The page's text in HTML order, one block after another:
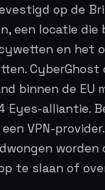
op de
een locatie die
en het
binnen de EU
Eyes-alliantie.
VPN-
worden
te slaan of